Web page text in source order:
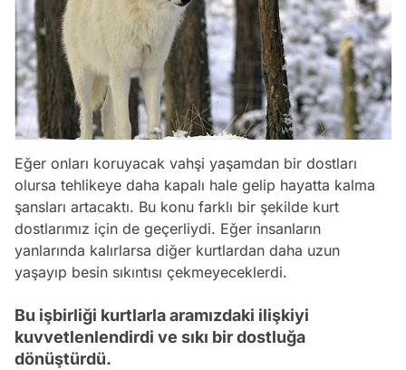
Eğer onları koruyacak vahşi yaşamdan bir dostları
olursa tehlikeye daha kapalı hale gelip hayatta kalma
şansları artacaktı. Bu konu farklı bir şekilde kurt
dostlarımız için de geçerliydi. Eğer insanların
yanlarında kalırlarsa diğer kurtlardan daha uzun
yaşayıp besin sıkıntısı çekmeyeceklerdi.
Bu işbirliği kurtlarla aramızdaki ilişkiyi
kuvvetlenlendirdi ve sıkı bir dostluğa
dönüştürdü.